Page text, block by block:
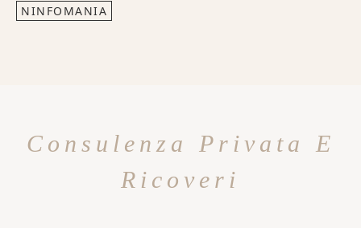
NINFOMANIA
Consulenza Privata E
Ricoveri